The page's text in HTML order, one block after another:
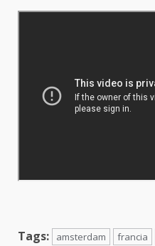
Tags: amsterdam francia